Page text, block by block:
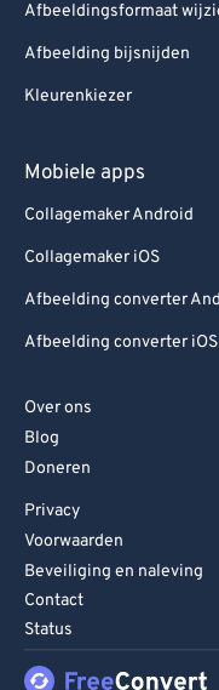
Afbeeldingsformaat
Afbeelding bijsnijden
Kleurenkiezer
Mobiele apps
Collagemaker Android
Collagemaker iOS
Afbeelding converter
Afbeelding converter iOS
Over ons
Blog
Doneren
Privacy
Voorwaarden
Beveiliging en naleving
Contact
Status